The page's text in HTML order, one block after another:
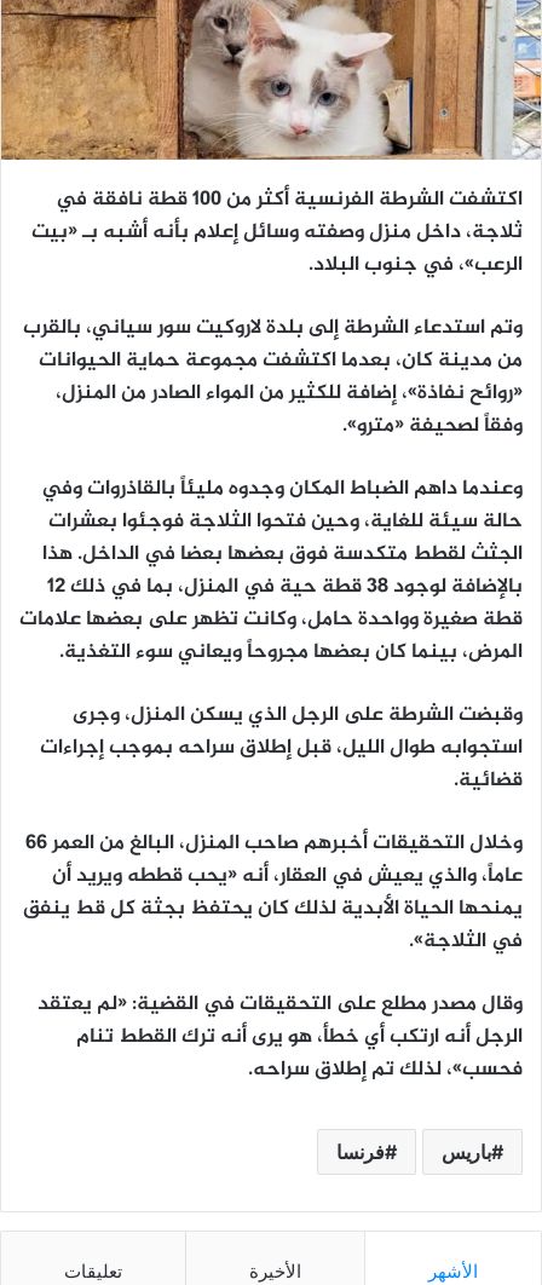
اكتشفت الشرطة الفرنسية أكثر من 100 قطة نافقة في
ثلاجة، داخل منزل وصفته وسائل إعلام بأنه أشبه بـ «بيت
الرعب»، في جنوب البلاد.
وتم استدعاء الشرطة إلى بلدة لاروكيت سور سياني، بالقرب
من مدينة كان، بعدما اكتشفت مجموعة حماية الحيوانات
«روائح نفاذة»، إضافة للكثير من المواء الصادر من المنزل،
وفقاً لصحيفة «مترو».
وعندما داهم الضباط المكان وجدوه مليئاً بالقاذروات وفي
حالة سيئة للغاية، وحين فتحوا الثلاجة فوجئوا بعشرات
الجثث لقطط متكدسة فوق بعضها بعضا في الداخل. هذا
بالإضافة لوجود 38 قطة حية في المنزل، بما في ذلك 12
قطة صغيرة وواحدة حامل، وكانت تظهر على بعضها علامات
المرض، بينما كان بعضها مجروحاً ويعاني سوء التغذية.
وقبضت الشرطة على الرجل الذي يسكن المنزل، وجرى
استجوابه طوال الليل، قبل إطلاق سراحه بموجب إجراءات
قضائية.
وخلال التحقيقات أخبرهم صاحب المنزل، البالغ من العمر 66
عاماً، والذي يعيش في العقار، أنه «يحب قططه ويريد أن
يمنحها الحياة الأبدية لذلك كان يحتفظ بجثة كل قط ينفق
في الثلاجة».
وقال مصدر مطلع على التحقيقات في القضية: «لم يعتقد
الرجل أنه ارتكب أي خطأ، هو يرى أنه ترك القطط تنام
فحسب»، لذلك تم إطلاق سراحه.
باريس فرنسا
الأشهر الأخيرة تعليقات